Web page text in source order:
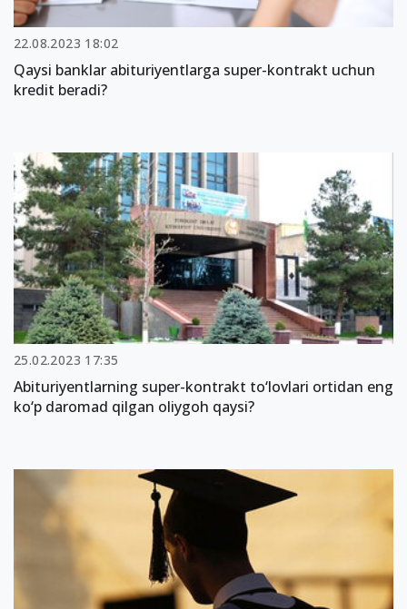
22.08.2023 18:02
Qaysi banklar abituriyentlarga super-kontrakt uchun
kredit beradi?
25.02.2023 17:35
Abituriyentlarning super-kontrakt to‘lovlari ortidan eng
ko‘p daromad qilgan oliygoh qaysi?